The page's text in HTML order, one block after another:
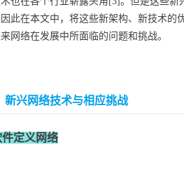
此在本文中，将这些新架构、新技术的
网络在发展中所面临的问题和挑战。
新兴网络技术与相应挑战
定义网络